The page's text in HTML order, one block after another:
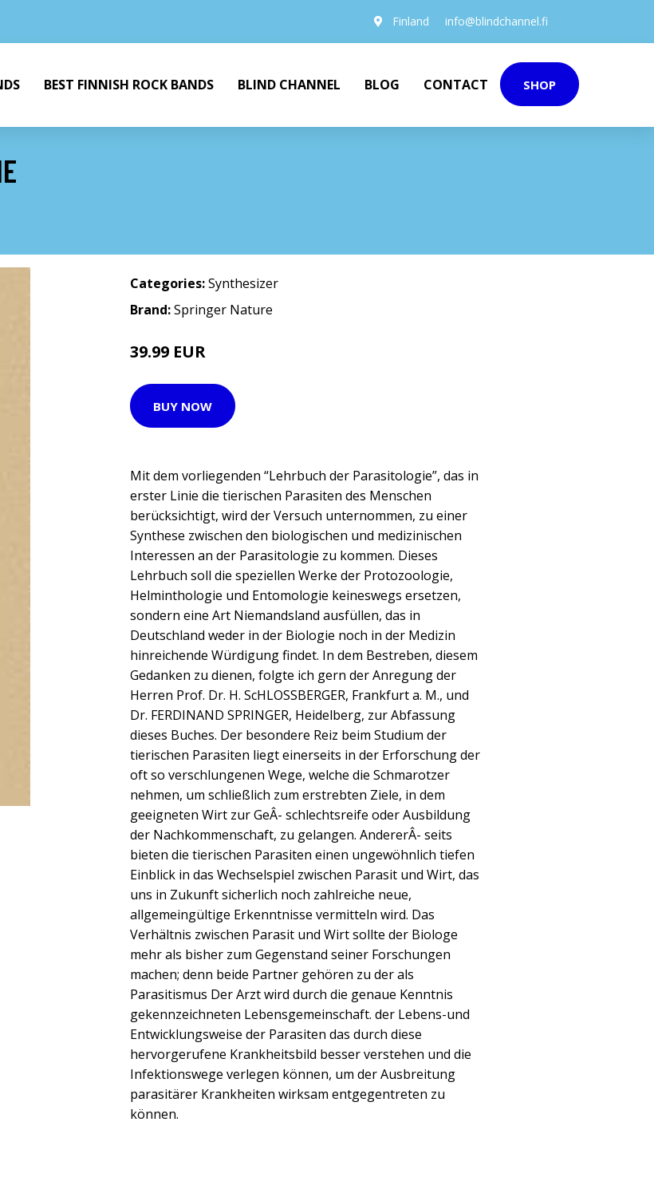
Finland info@blindchannel.fi
BEST FINNISH ROCK BANDS BLIND CHANNEL BLOG CONTACT SHOP
Categories:Synthesizer
Brand:Springer Nature
39.99 EUR
BUY NOW
Mit dem vorliegenden “Lehrbuch der Parasitologie”, das in
erster Linie die tierischen Parasiten des Menschen
berücksichtigt, wird der Versuch unternommen, zu einer
Synthese zwischen den biologischen und medizinischen
Interessen an der Parasitologie zu kommen. Dieses
Lehrbuch soll die speziellen Werke der Protozoologie,
Helminthologie und Entomologie keineswegs ersetzen,
sondern eine Art Niemandsland ausfüllen, das in
Deutschland weder in der Biologie noch in der Medizin
hinreichende Würdigung findet. In dem Bestreben, diesem
Gedanken zu dienen, folgte ich gern der Anregung der
Herren Prof. Dr. H. ScHLOSSBERGER, Frankfurt a. M., und
Dr. FERDINAND SPRINGER, Heidelberg, zur Abfassung
dieses Buches. Der besondere Reiz beim Studium der
tierischen Parasiten liegt einerseits in der Erforschung der
oft so verschlungenen Wege, welche die Schmarotzer
nehmen, um schließlich zum erstrebten Ziele, in dem
geeigneten Wirt zur GeÂ- schlechtsreife oder Ausbildung
der Nachkommenschaft, zu gelangen. AndererÂ- seits
bieten die tierischen Parasiten einen ungewöhnlich tiefen
Einblick in das Wechselspiel zwischen Parasit und Wirt, das
uns in Zukunft sicherlich noch zahlreiche neue,
allgemeingültige Erkenntnisse vermitteln wird. Das
Verhältnis zwischen Parasit und Wirt sollte der Biologe
mehr als bisher zum Gegenstand seiner Forschungen
machen; denn beide Partner gehören zu der als
Parasitismus Der Arzt wird durch die genaue Kenntnis
gekennzeichneten Lebensgemeinschaft. der Lebens-und
Entwicklungsweise der Parasiten das durch diese
hervorgerufene Krankheitsbild besser verstehen und die
Infektionswege verlegen können, um der Ausbreitung
parasitärer Krankheiten wirksam entgegentreten zu
können.